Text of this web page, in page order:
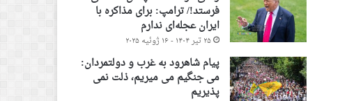
فرستد!/ ترامپ: برای مذاکره با
ایران عجله‌ای ندارم
۲۵ تیر ۱۴۰۴ - ۱۶ ژوئیه ۲۰۲۵
پیام شاهرود به غرب و دولتمردان:
می جنگیم می میریم، ذلت نمی
پذیریم